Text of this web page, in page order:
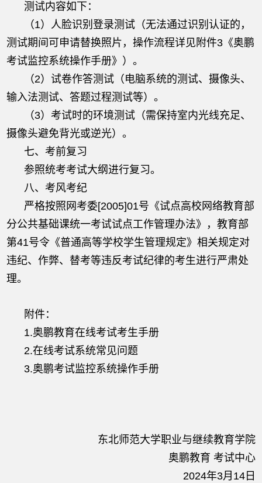
测试内容如下：
（1）人脸识别登录测试（无法通过识别认证的，
测试期间可申请替换照片，操作流程详见附件3《奥鹏
考试监控系统操作手册》）。
（2）试卷作答测试（电脑系统的测试、摄像头、
输入法测试、答题过程测试等）。
（3）考试时的环境测试（需保持室内光线充足、
摄像头避免背光或逆光）。
七、考前复习
参照统考考试大纲进行复习。
八、考风考纪
严格按照网考委[2005]01号《试点高校网络教育部
分公共基础课统一考试试点工作管理办法》，教育部
第41号令《普通高等学校学生管理规定》相关规定对
违纪、作弊、替考等违反考试纪律的考生进行严肃处
理。
附件：
1.奥鹏教育在线考试考生手册
2.在线考试系统常见问题
3.奥鹏考试监控系统操作手册
东北师范大学职业与继续教育学院
奥鹏教育 考试中心
2024年3月14日